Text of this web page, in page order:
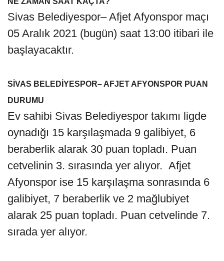
Sivas Belediyespor– Afjet Afyonspor maçı
05 Aralık 2021 (bugün) saat 13:00 itibari ile
başlayacaktır.
SİVAS BELEDİYESPOR– AFJET AFYONSPOR PUAN
DURUMU
Ev sahibi Sivas Belediyespor takımı ligde
oynadığı 15 karşılaşmada 9 galibiyet, 6
beraberlik alarak 30 puan topladı. Puan
cetvelinin 3. sırasında yer alıyor. Afjet
Afyonspor ise 15 karşılaşma sonrasında 6
galibiyet, 7 beraberlik ve 2 mağlubiyet
alarak 25 puan topladı. Puan cetvelinde 7.
sırada yer alıyor.